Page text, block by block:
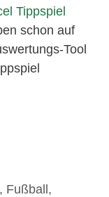
Tippspiel
schon auf
Tool
, Fußball,